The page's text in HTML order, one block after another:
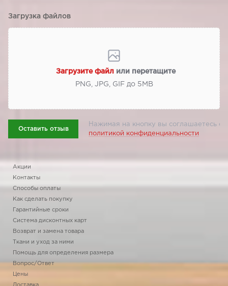
Загрузка файлов
Загрузите файл или перетащите
PNG, JPG, GIF до 5МВ
Оставить отзыв
Нажимая на кнопку вы соглашаетесь с
политикой конфиденциальности
Акции
Контакты
Способы оплаты
Как сделать покупку
Гарантийные сроки
Система дисконтных карт
Возврат и замена товара
Ткани и уход за ними
Помощь для определения размера
Вопрос/Ответ
Цены